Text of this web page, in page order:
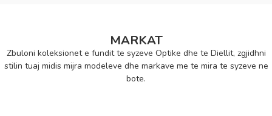
MARKAT
Zbuloni koleksionet e fundit te syzeve Optike dhe te Diellit, zgjidhni
stilin tuaj midis mijra modeleve dhe markave me te mira te syzeve ne
bote.